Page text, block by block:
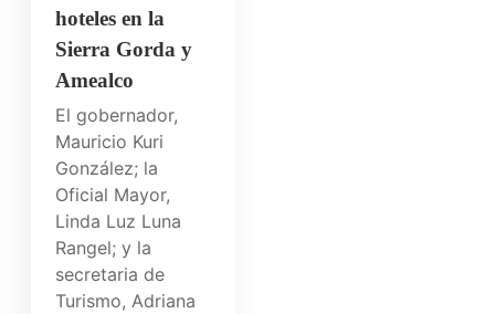
hoteles en la
Sierra Gorda y
Amealco
El gobernador,
Mauricio Kuri
González; la
Oficial Mayor,
Linda Luz Luna
Rangel; y la
secretaria de
Turismo, Adriana